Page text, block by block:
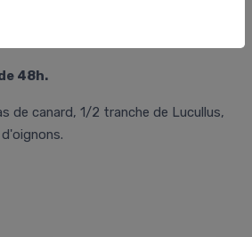
48h.
de canard, 1/2 tranche de Lucullus,